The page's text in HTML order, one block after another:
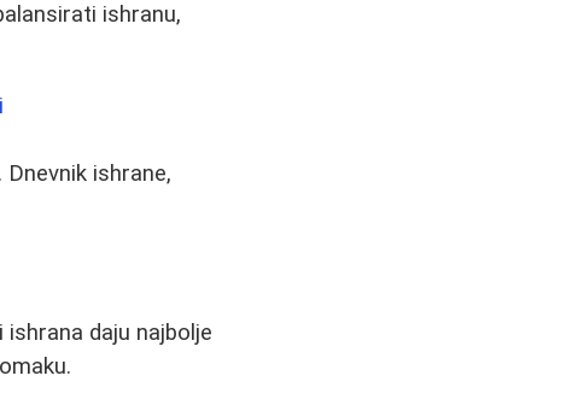
ishranu,
ishrane,
daju najbolje